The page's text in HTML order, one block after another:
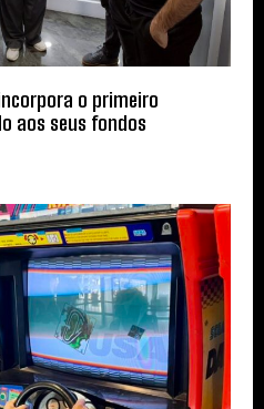
o primeiro
aos seus fondos